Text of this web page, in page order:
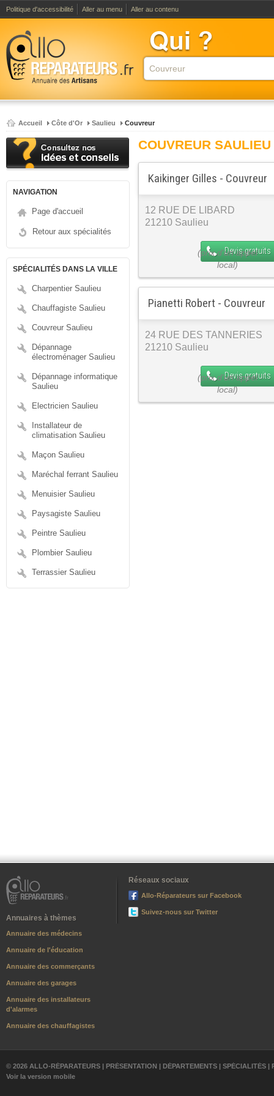
Politique d'accessibilité Aller au menu Aller au contenu
Accueil Côte d'Or Saulieu Couvreur
NAVIGATION
Page d'accueil
Retour aux spécialités
SPÉCIALITÉS DANS LA VILLE
Charpentier Saulieu
Chauffagiste Saulieu
Couvreur Saulieu
Dépannage
électroménager Saulieu
Dépannage informatique
Saulieu
Electricien Saulieu
Installateur de
climatisation Saulieu
Maçon Saulieu
Maréchal ferrant Saulieu
Menuisier Saulieu
Paysagiste Saulieu
Peintre Saulieu
Plombier Saulieu
Terrassier Saulieu
COUVREUR SAULIEU
Kaikinger Gilles - Couvreur
12 RUE DE LIBARD
21210 Saulieu
Devis gratuits
Pianetti Robert - Couvreur
24 RUE DES TANNERIES
21210 Saulieu
Devis gratuits
Annuaires à thèmes
Annuaire des médecins
Annuaire de l'éducation
Annuaire des commerçants
Annuaire des garages
Annuaire des installateurs
d'alarmes
Annuaire des chauffagistes
Réseaux sociaux
Allo-Réparateurs sur Facebook
Suivez-nous sur Twitter
© 2026 ALLO-RÉPARATEURS | PRÉSENTATION | DÉPARTEMENTS | SPÉCIALITÉS |
Voir la version mobile